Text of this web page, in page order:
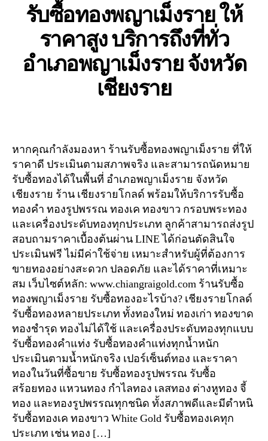
รับซื้อทองพญาเม็งราย ให้
ราคาสูง บริการถึงที่ทั่ว
อำเภอพญาเม็งราย จังหวัด
เชียงราย
หากคุณกำลังมองหา ร้านรับซื้อทองพญาเม็งราย ที่ให้
ราคาดี ประเมินตามสภาพจริง และสามารถนัดหมาย
รับซื้อทองได้ในพื้นที่ อำเภอพญาเม็งราย จังหวัด
เชียงราย ร้าน เชียงรายโกลด์ พร้อมให้บริการรับซื้อ
ทองคำ ทองรูปพรรณ ทองเค ทองขาว กรอบพระทอง
และเครื่องประดับทองทุกประเภท ลูกค้าสามารถส่งรูป
สอบถามราคาเบื้องต้นผ่าน LINE ได้ก่อนตัดสินใจ
ประเมินฟรี ไม่มีค่าใช้จ่าย เหมาะสำหรับผู้ที่ต้องการ
ขายทองอย่างสะดวก ปลอดภัย และได้ราคาที่เหมาะ
สม เว็บไซต์หลัก: www.chiangraigold.com ร้านรับซื้อ
ทองพญาเม็งราย รับซื้อทองอะไรบ้าง? เชียงรายโกลด์
รับซื้อทองหลายประเภท ทั้งทองใหม่ ทองเก่า ทองขาด
ทองชำรุด ทองไม่ได้ใช้ และเครื่องประดับทองทุกแบบ
รับซื้อทองคำแท่ง รับซื้อทองคำแท่งทุกน้ำหนัก
ประเมินตามน้ำหนักจริง เปอร์เซ็นต์ทอง และราคา
ทองในวันที่ซื้อขาย รับซื้อทองรูปพรรณ รับซื้อ
สร้อยทอง แหวนทอง กำไลทอง เลสทอง ต่างหูทอง จี้
ทอง และทองรูปพรรณทุกชนิด ทั้งสภาพดีและมีตำหนิ
รับซื้อทองเค ทองขาว White Gold รับซื้อทองเคทุก
ประเภท เช่น ทอง […]